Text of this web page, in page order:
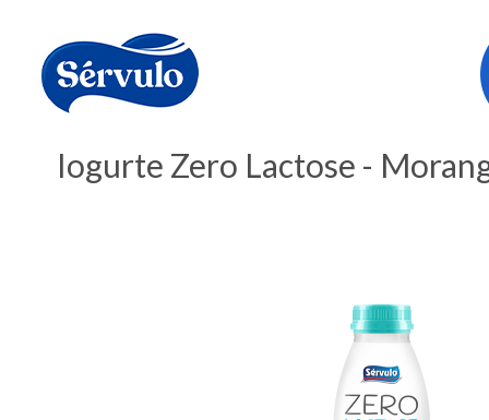
Iogurte Zero Lactose -